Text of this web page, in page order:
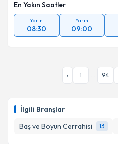
İlgili Branşlar
Baş ve Boyun Cerrahisi
13
Takvim
En Yakın Saatler
Yarın
08:30
Yarın
09:00
‹ 1 ... 94